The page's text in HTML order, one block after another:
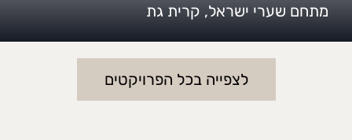
מתחם שערי ישראל, קרית גת
לצפייה בכל הפרויקטים